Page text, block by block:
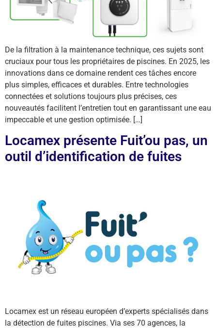
De la filtration à la maintenance technique, ces sujets sont
cruciaux pour tous les propriétaires de piscines. En 2025, les
innovations dans ce domaine rendent ces tâches encore
plus simples, efficaces et durables. Entre technologies
connectées et solutions toujours plus précises, ces
nouveautés facilitent l’entretien tout en garantissant une eau
impeccable et une gestion optimisée. […]
Locamex présente Fuit’ou pas, un
outil d’identification de fuites
Locamex est un réseau européen d’experts spécialisés dans
la détection de fuites piscines. Via ses 70 agences, la